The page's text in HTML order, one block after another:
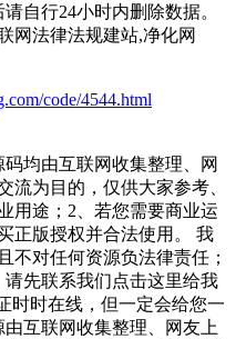
自行24小时内删除数据。
网法律法规建站,净化网
code/4544.html
均由互联网收集整理、网
流为目的，仅供大家参考、
用途；2、若您需要商业运
正版授权并合法使用。 我
不对任何资源负法律责任；
先联系我们点击这里给我
时时在线，但一定会给您一
互联网收集整理、网友上